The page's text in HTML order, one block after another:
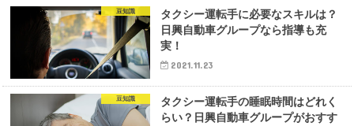
豆知識
タクシー運転手に必要なスキルは？
日興自動車グループなら指導も充
実！
2021.11.23
豆知識
タクシー運転手の睡眠時間はどれく
らい？日興自動車グループがおすす